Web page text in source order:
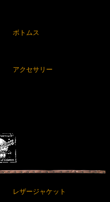
ボトムス
アクセサリー
レザージャケット